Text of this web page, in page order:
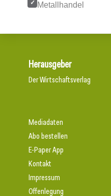
Metallhandel
Herausgeber
Der Wirtschaftsverlag
Mediadaten
Abo bestellen
E-Paper App
Kontakt
Impressum
Offenlegung